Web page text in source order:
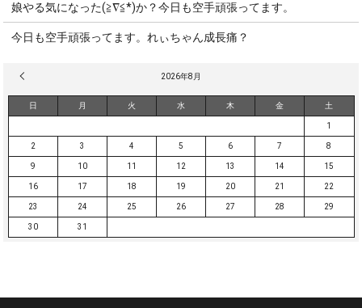
娘やる気になった(≧∇≦*)か？今日も空手頑張ってます。
今日も空手頑張ってます。れぃちゃん成長痛？
2026年8月
日 月 火 水 木 金 土
1
2 3 4 5 6 7 8
9 10 11 12 13 14 15
16 17 18 19 20 21 22
23 24 25 26 27 28 29
30 31